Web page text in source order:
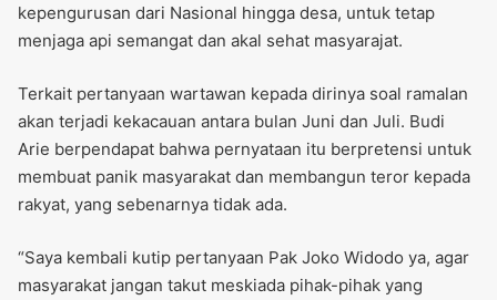
kepengurusan dari Nasional hingga desa, untuk tetap
menjaga api semangat dan akal sehat masyarajat.
Terkait pertanyaan wartawan kepada dirinya soal ramalan
akan terjadi kekacauan antara bulan Juni dan Juli. Budi
Arie berpendapat bahwa pernyataan itu berpretensi untuk
membuat panik masyarakat dan membangun teror kepada
rakyat, yang sebenarnya tidak ada.
“Saya kembali kutip pertanyaan Pak Joko Widodo ya, agar
masyarakat jangan takut meskiada pihak-pihak yang